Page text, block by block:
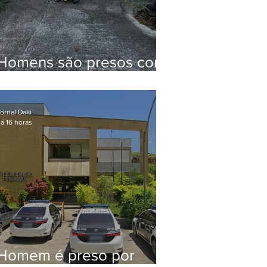
são presos com
Brejal
é preso por
Daki
16 horas